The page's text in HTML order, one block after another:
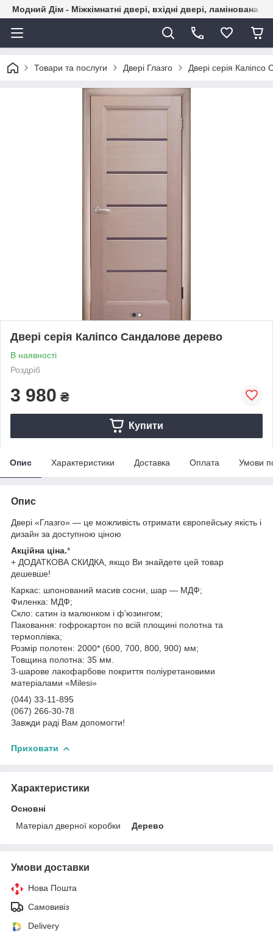
Модний Дім - Міжкімнатні двері, вхідні двері, ламінована
Товари та послуги Двері Глазго Двері серія
Двері серія Каліпсо Сандалове дерево
В наявності
Роздріб
3 980 ₴
Купити
Опис Характеристики Доставка Оплата Умови
Опис
Двері «Глазго» — це можливість отримати європейську якість і
дизайн за доступною ціною
Акційна ціна.*
+ ДОДАТКОВА СКИДКА, якщо Ви знайдете цей товар
дешевше!
Каркас: шпонований масив сосни, шар — МДФ;
Филенка: МДФ;
Скло: сатин із малюнком і ф'юзингом;
Паковання: гофрокартон по всій площині полотна та
термоплівка;
Розмір полотен: 2000* (600, 700, 800, 900) мм;
Товщина полотна: 35 мм.
3-шарове лакофарбове покриття поліуретановими
матеріалами «Milesi»
(044) 33-11-895
(067) 266-30-78
Завжди раді Вам допомогти!
Приховати
Характеристики
Основні
Матеріал дверної коробки
Дерево
Умови доставки
Нова Пошта
Самовивіз
Delivery